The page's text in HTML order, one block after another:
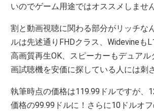
いのでゲーム用途ではオススメしません
割と動画視聴に関わる部分がリッチな
ルは先述通りFHDクラス、Widevineも
高画質再生OK、スピーカーもデュア
画試聴機を安価に探している人には刺
執筆時点の価格は119.99ドルですが、
価格の99.99ドルに！さらに10ドルオ